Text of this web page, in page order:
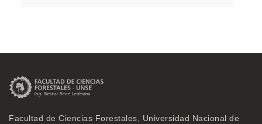
Facultad de Ciencias Forestales, Universidad Nacional de